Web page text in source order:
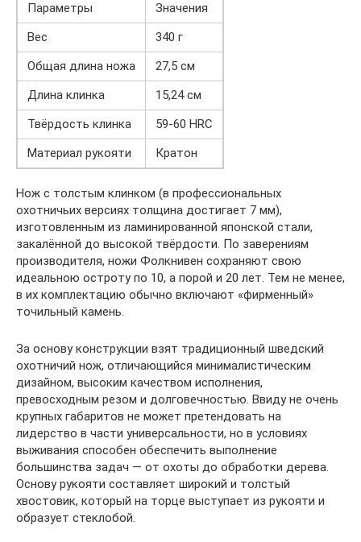
Параметры
Значения
Вес
340 г
Общая длина ножа
27,5 см
Длина клинка
15,24 см
Твёрдость клинка
59-60 HRС
Материал рукояти
Кратон
Нож с толстым клинком (в профессиональных
охотничьих версиях толщина достигает 7 мм),
изготовленным из ламинированной японской стали,
закалённой до высокой твёрдости. По заверениям
производителя, ножи Фолкнивен сохраняют свою
идеальною остроту по 10, а порой и 20 лет. Тем не менее,
в их комплектацию обычно включают «фирменный»
точильный камень.
За основу конструкции взят традиционный шведский
охотничий нож, отличающийся минималистическим
дизайном, высоким качеством исполнения,
превосходным резом и долговечностью. Ввиду не очень
крупных габаритов не может претендовать на
лидерство в части универсальности, но в условиях
выживания способен обеспечить выполнение
большинства задач — от охоты до обработки дерева.
Основу рукояти составляет широкий и толстый
хвостовик, который на торце выступает из рукояти и
образует стеклобой.